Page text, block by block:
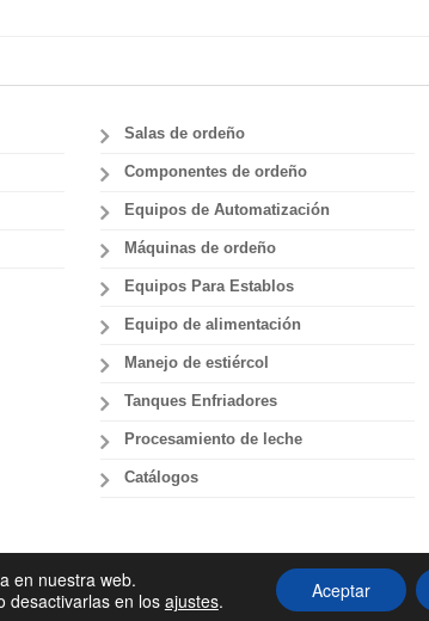
Salas de ordeño
Componentes de ordeño
Equipos de Automatización
Máquinas de ordeño
Equipos Para Establos
Equipo de alimentación
Manejo de estiércol
Tanques Enfriadores
Procesamiento de leche
Catálogos
en nuestra web.
desactivarlas en los ajustes. Aceptar